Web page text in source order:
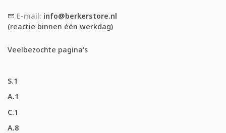
E-mail: info@berkerstore.nl
(reactie binnen één werkdag)
Veelbezochte pagina's
S.1
A.1
C.1
A.8